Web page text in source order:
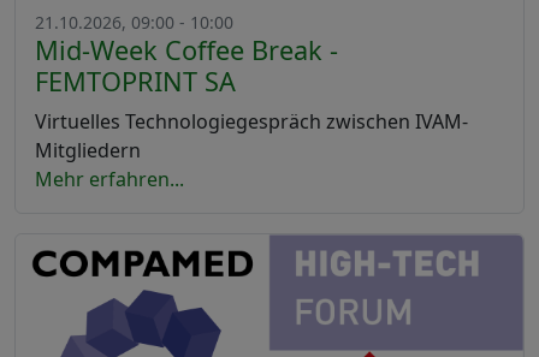
21.10.2026, 09:00 - 10:00
Mid-Week Coffee Break -
FEMTOPRINT SA
Virtuelles Technologiegespräch zwischen IVAM-
Mitgliedern
Mehr erfahren...